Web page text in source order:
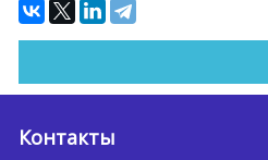
Контакты